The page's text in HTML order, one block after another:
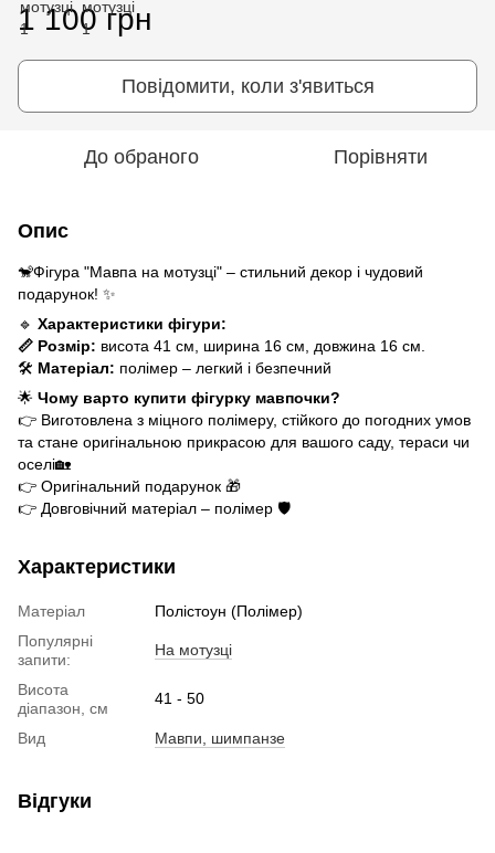
1 100 грн
Повідомити, коли з'явиться
До обраного Порівняти
Опис
🐒Фігура "Мавпа на мотузці" – стильний декор і чудовий
подарунок! ✨
🔹 Характеристики фігури:
📏 Розмір: висота 41 см, ширина 16 см, довжина 16 см.
🛠️ Матеріал: полімер – легкий і безпечний
🌟 Чому варто купити фігурку мавпочки?
👉 Виготовлена з міцного полімеру, стійкого до погодних умов
та стане оригінальною прикрасою для вашого саду, тераси чи
оселі🏡
👉 Оригінальний подарунок 🎁
👉 Довговічний матеріал – полімер 🛡️
Характеристики
Матеріал
Полістоун (Полімер)
Популярні
запити:
На мотузці
Висота
діапазон, см
41 - 50
Вид Мавпи, шимпанзе
Відгуки